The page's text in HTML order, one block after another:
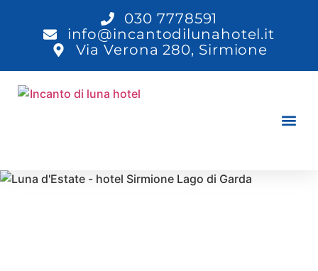
030 7778591
info@incantodilunahotel.it
Via Verona 280, Sirmione